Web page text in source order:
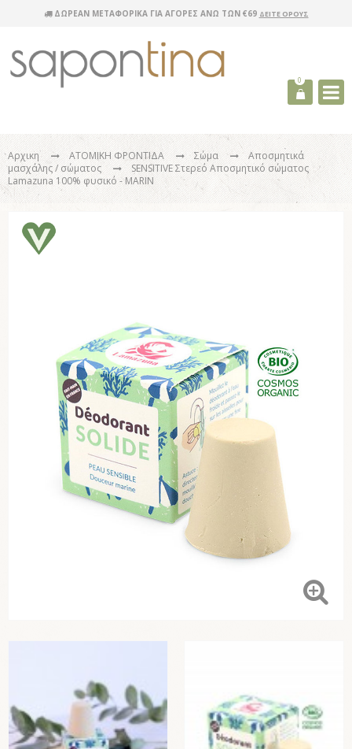
ΔΩΡΕΑΝ ΜΕΤΑΦΟΡΙΚΑ ΓΙΑ ΑΓΟΡΕΣ ΑΝΩ ΤΩΝ €69 ΔΕΙΤΕ ΟΡΟΥΣ
0
Αρχικη ΑΤΟΜΙΚΗ ΦΡΟΝΤΙΔΑ Σώμα
Αποσμητικά
μασχάλης / σώματος
SENSITIVE Στερεό Αποσμητικό σώματος
Lamazuna 100% φυσικό - MARIN